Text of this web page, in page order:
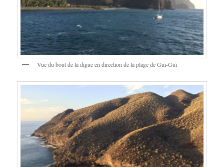
Vue du bout de la digue en direction de la plage de Guï-Guï